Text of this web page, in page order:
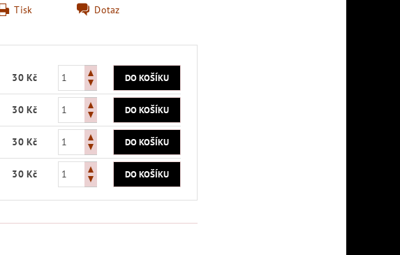
Tisk Dotaz
30 Kč
30 Kč
30 Kč
30 Kč